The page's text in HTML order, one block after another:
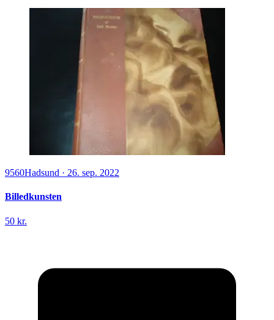
9560Hadsund · 26. sep. 2022
Billedkunsten
50 kr.